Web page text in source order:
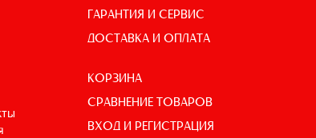
ГАРАНТИЯ И СЕРВИС
ДОСТАВКА И ОПЛАТА
КОРЗИНА
СРАВНЕНИЕ ТОВАРОВ
ВХОД И РЕГИСТРАЦИЯ